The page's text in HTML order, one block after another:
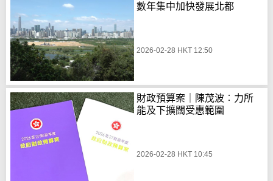
數年集中加快發展北都
2026-02-28 HKT 12:50
財政預算案｜陳茂波︰力所
能及下擴闊受惠範圍
2026-02-28 HKT 10:45